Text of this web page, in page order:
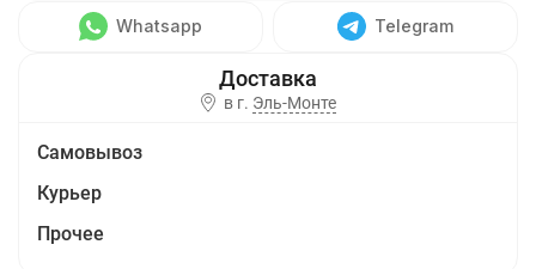
Whatsapp Telegram
в г. Эль-Монте
Самовывоз
Курьер
Прочее